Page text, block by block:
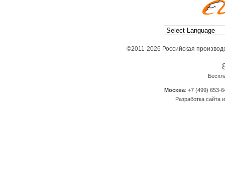
©2011-2026 Российская
Москва: +7 (499) 653-
Разработка сайта